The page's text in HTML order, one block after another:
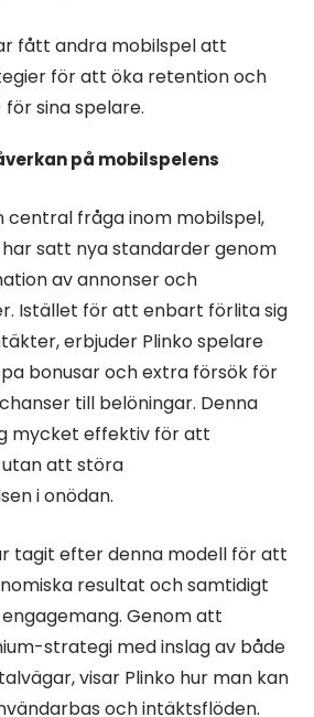
fått andra mobilspel att
för att öka retention och
sina spelare.
på mobilspelens
central fråga inom mobilspel,
satt nya standarder genom
av annonser och
Istället för att enbart förlita sig
erbjuder Plinko spelare
bonusar och extra försök för
till belöningar. Denna
mycket effektiv för att
att störa
i onödan.
tagit efter denna modell för att
resultat och samtidigt
Genom att
strategi med inslag av både
visar Plinko hur man kan
och intäktsflöden.